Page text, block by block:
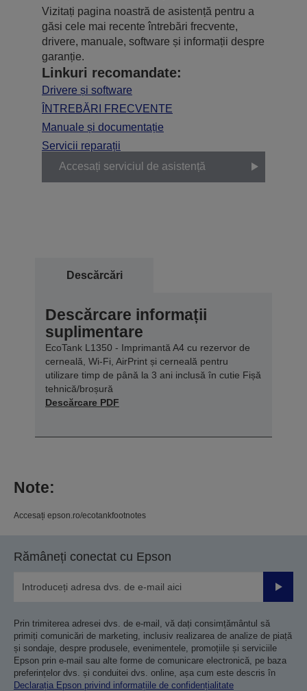
Vizitați pagina noastră de asistență pentru a
găsi cele mai recente întrebări frecvente,
drivere, manuale, software și informații despre
garanție.
Linkuri recomandate:
Drivere și software
ÎNTREBĂRI FRECVENTE
Manuale și documentație
Servicii reparații
Accesați serviciul de asistență
Descărcări
Descărcare informații
suplimentare
EcoTank L1350 - Imprimantă A4 cu rezervor de
cerneală, Wi-Fi, AirPrint și cerneală pentru
utilizare timp de până la 3 ani inclusă în cutie Fișă
tehnică/broșură
Descărcare PDF
Note:
Accesați epson.ro/ecotankfootnotes
Rămâneți conectat cu Epson
Prin trimiterea adresei dvs. de e-mail, vă dați consimțământul să
primiți comunicări de marketing, inclusiv realizarea de analize de piață
și sondaje, despre produsele, evenimentele, promoțiile și serviciile
Epson prin e-mail sau alte forme de comunicare electronică, pe baza
preferințelor dvs. și conduitei dvs. online, așa cum este descris în
Declarația Epson privind informațiile de confidențialitate